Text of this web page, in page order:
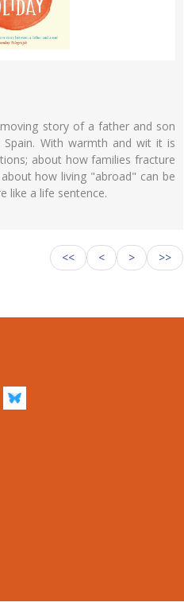
story of a father and son
Spain. With warmth and wit it is
about how families fracture
how living "abroad" can be
like a life sentence.
<< < > >>